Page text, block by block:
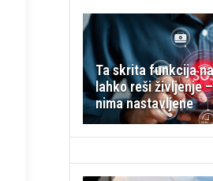
Ta skrita funkcija
lahko reši življenje
nima nastavljene